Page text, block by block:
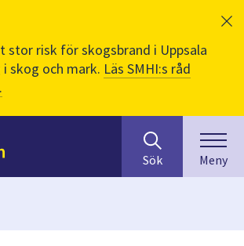
stor risk för skogsbrand i Uppsala
skog och mark. Läs SMHI:s råd
efter
innehåll
på
Sök Meny